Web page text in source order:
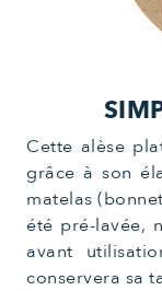
Cette alèse
grâce à son
matelas
été pré-lavée,
avant
conservera sa